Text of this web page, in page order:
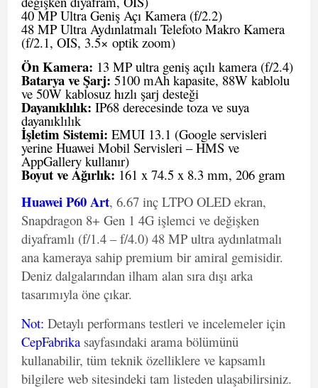
40 MP Ultra Geniş Açı Kamera (f/2.2)
48 MP Ultra Aydınlatmalı Telefoto Makro Kamera
(f/2.1, OIS, 3.5× optik zoom)
Ön Kamera: 13 MP ultra geniş açılı kamera (f/2.4)
Batarya ve Şarj: 5100 mAh kapasite, 88W kablolu
ve 50W kablosuz hızlı şarj desteği
Dayanıklılık: IP68 derecesinde toza ve suya
dayanıklılık
İşletim Sistemi: EMUI 13.1 (Google servisleri
yerine Huawei Mobil Servisleri – HMS ve
AppGallery kullanır)
Boyut ve Ağırlık: 161 x 74.5 x 8.3 mm, 206 gram
Huawei P60 Art, 6.67 inç LTPO OLED ekran,
Snapdragon 8+ Gen 1 4G işlemci ve değişken
diyaframlı (f/1.4 – f/4.0) 48 MP ultra aydınlatmalı
ana kameraya sahip premium bir amiral gemisidir.
Deniz dalgalarından ilham alan sıra dışı arka
tasarımıyla öne çıkar.
Not: Detaylı performans testleri ve incelemeler için
CepFabrika sayfasındaki arama bölümünü
kullanabilir, tüm teknik özelliklere ve kapsamlı
bilgilere web sitesindeki tam listeden ulaşabilirsiniz.